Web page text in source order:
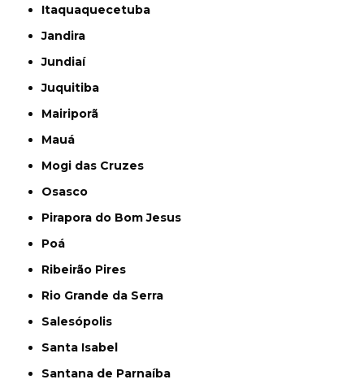
Itaquaquecetuba
Jandira
Jundiaí
Juquitiba
Mairiporã
Mauá
Mogi das Cruzes
Osasco
Pirapora do Bom Jesus
Poá
Ribeirão Pires
Rio Grande da Serra
Salesópolis
Santa Isabel
Santana de Parnaíba